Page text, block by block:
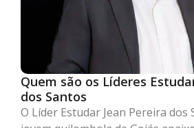
Quem são os Líderes
dos Santos
O Líder Estudar Jean Pereira dos